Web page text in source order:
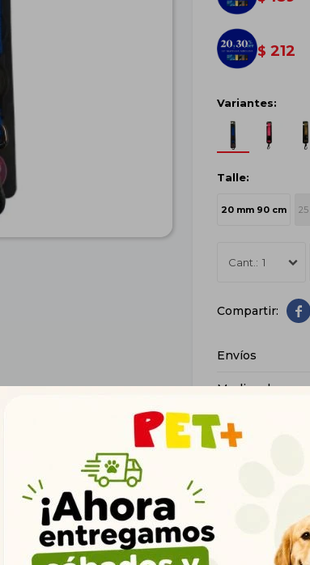
$ 212
Variantes:
Talle:
20 mm 90 cm
1

Envíos
Medios de pago
Características
Productos que te pueden